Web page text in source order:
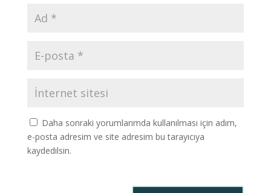
Daha sonraki yorumlarımda kullanılması için adım,
e-posta adresim ve site adresim bu tarayıcıya
kaydedilsin.